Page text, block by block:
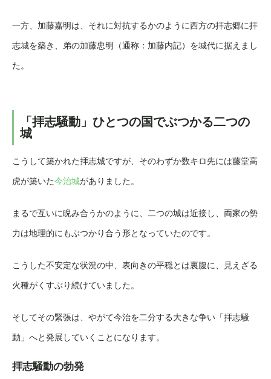
一方、加藤嘉明は、それに対抗するかのように西方の拝志郷に拝
志城を築き、弟の加藤忠明（通称：加藤内記）を城代に据えまし
た。
「拝志騒動」ひとつの国でぶつかる二つの
城
こうして築かれた拝志城ですが、そのわずか数キロ先には藤堂高
虎が築いた今治城がありました。
まるで互いに睨み合うかのように、二つの城は近接し、両家の勢
力は地理的にもぶつかり合う形となっていたのです。
こうした不安定な状況の中、表向きの平穏とは裏腹に、見えざる
火種がくすぶり続けていました。
そしてその緊張は、やがて今治を二分する大きな争い「拝志騒
動」へと発展していくことになります。
拝志騒動の勃発